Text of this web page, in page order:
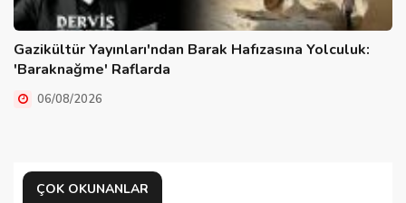
Gazikültür Yayınları'ndan Barak Hafızasına Yolculuk:
'Baraknağme' Raflarda
06/08/2026
ÇOK OKUNANLAR